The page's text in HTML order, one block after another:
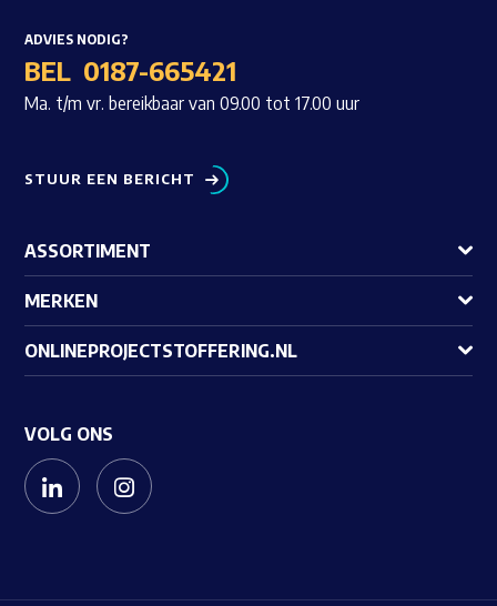
ADVIES NODIG?
BEL 0187-665421
Ma. t/m vr. bereikbaar van 09.00 tot 17.00 uur
STUUR EEN BERICHT
ASSORTIMENT
MERKEN
ONLINEPROJECTSTOFFERING.NL
VOLG ONS